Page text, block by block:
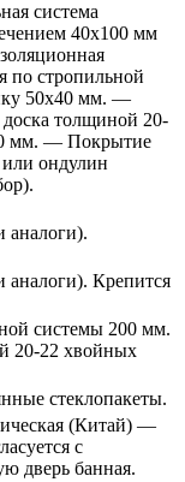
система
40х100 мм
по стропильной
50х40 мм. —
толщиной 20-
мм. — Покрытие
ондулин
аналоги).
Крепится
системы 200 мм.
20-22 хвойных
стеклопакеты.
(Китай) —
с
дверь банная.